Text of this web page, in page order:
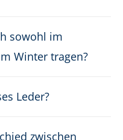
780 gsowohl im
Winter tragen?
Leder?
zwischen